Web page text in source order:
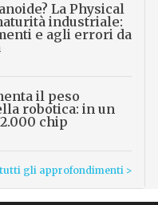
La Physical
industriale:
e agli errori da
il peso
robotica: in un
chip
tutti gli approfondimenti >